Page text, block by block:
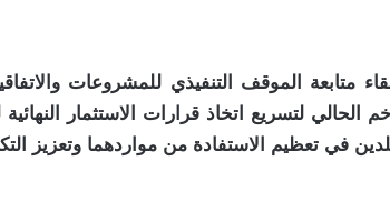
متابعة الموقف التنفيذي للمشروعات
الحالي لتسريع اتخاذ قرارات الاستثمار
في تعظيم الاستفادة من مواردهما وتعزيز